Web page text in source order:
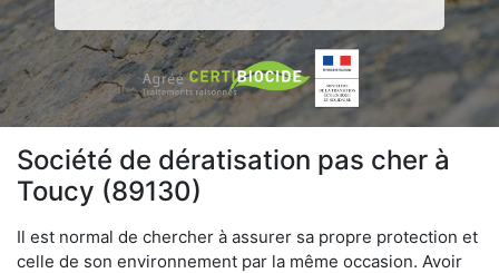
Société de dératisation pas cher à
Toucy (89130)
Il est normal de chercher à assurer sa propre protection et
celle de son environnement par la même occasion. Avoir